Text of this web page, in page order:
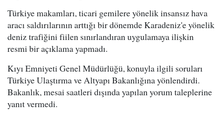
Türkiye makamları, ticari gemilere yönelik insansız hava
aracı saldırılarının arttığı bir dönemde Karadeniz'e yönelik
deniz trafiğini fiilen sınırlandıran uygulamaya ilişkin
resmi bir açıklama yapmadı.
Kıyı Emniyeti Genel Müdürlüğü, konuyla ilgili soruları
Türkiye Ulaştırma ve Altyapı Bakanlığına yönlendirdi.
Bakanlık, mesai saatleri dışında yapılan yorum taleplerine
yanıt vermedi.